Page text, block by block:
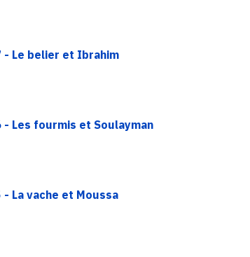
- Le belier et Ibrahim
- Les fourmis et Soulayman
La vache et Moussa